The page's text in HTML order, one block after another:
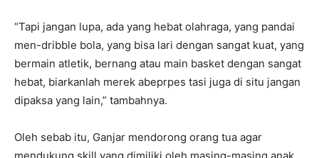
“Tapi jangan lupa, ada yang hebat olahraga, yang pandai
men-dribble bola, yang bisa lari dengan sangat kuat, yang
bermain atletik, bernang atau main basket dengan sangat
hebat, biarkanlah merek abeprpes tasi juga di situ jangan
dipaksa yang lain,” tambahnya.
Oleh sebab itu, Ganjar mendorong orang tua agar